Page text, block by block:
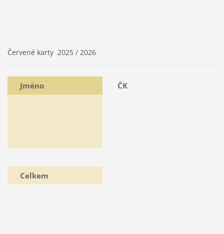
Červené karty 2025 / 2026
Jméno ČK
Celkem